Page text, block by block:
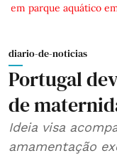
parque aquático em
diario-de-noticias
Portugal
de
Ideia visa
amamentação